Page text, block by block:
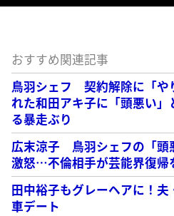
おすすめ関連記事
鳥羽シェフ 契約解除に「や
れた和田アキ子に「頭悪い
る暴走ぶり
広末涼子 鳥羽シェフの「頭
激怒…不倫相手が芸能界復帰
田中裕子もグレーヘアに！
車デート